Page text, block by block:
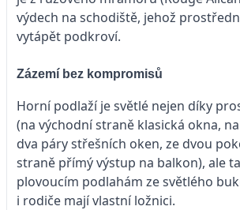
výdech na schodiště, jehož
vytápět podkroví.
Zázemí bez kompromisů
Horní podlaží je světlé nejen díky
(na východní straně klasická okna,
dva páry střešních oken, ze dvou
straně přímý výstup na balkon), ale
plovoucím podlahám ze světlého
i rodiče mají vlastní ložnici.